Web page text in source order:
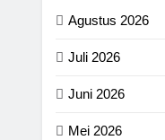
Agustus 2026
Juli 2026
Juni 2026
Mei 2026